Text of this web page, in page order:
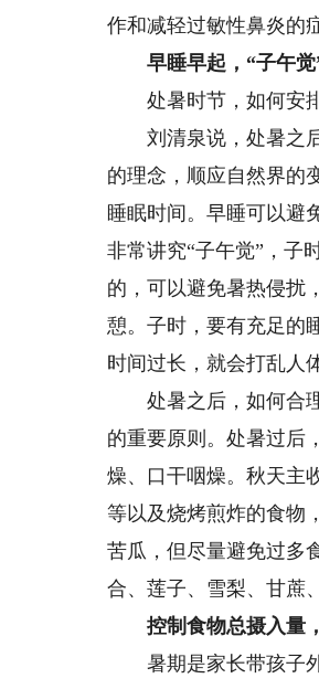
作和减轻过敏性鼻炎的
早睡早起，“子午
处暑时节，如何安排
刘清泉说，处暑之后
的理念，顺应自然界的
睡眠时间。早睡可以避
非常讲究“子午觉”，子
的，可以避免暑热侵扰
憩。子时，要有充足的
时间过长，就会打乱人
处暑之后，如何合理
的重要原则。处暑过后
燥、口干咽燥。秋天主
等以及烧烤煎炸的食物
苦瓜，但尽量避免过多
合、莲子、雪梨、甘蔗
控制食物总摄入量
暑期是家长带孩子外